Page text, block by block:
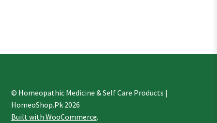
© Homeopathic Medicine & Self Care Products |
HomeoShop.Pk 2026
Built with WooCommerce.